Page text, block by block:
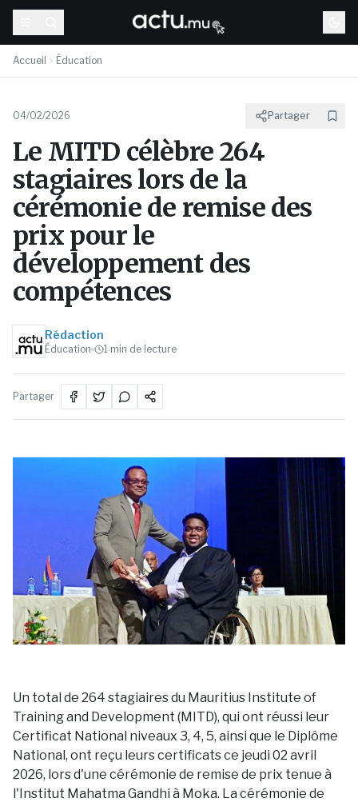
Accueil Éducation
04/02/2026 Partager
Le MITD célèbre 264
stagiaires lors de la
cérémonie de remise des
prix pour le
développement des
compétences
Rédaction
Éducation 1 min de lecture
Partager
Un total de 264 stagiaires du Mauritius Institute of
Training and Development (MITD), qui ont réussi leur
Certificat National niveaux 3, 4, 5, ainsi que le Diplôme
National, ont reçu leurs certificats ce jeudi 02 avril
2026, lors d'une cérémonie de remise de prix tenue à
l'Institut Mahatma Gandhi à Moka. La cérémonie de